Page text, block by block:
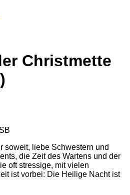
Christmette
soweit, liebe Schwestern und
die Zeit des Wartens und der
oft stressige, mit vielen
ist vorbei: Die Heilige Nacht ist